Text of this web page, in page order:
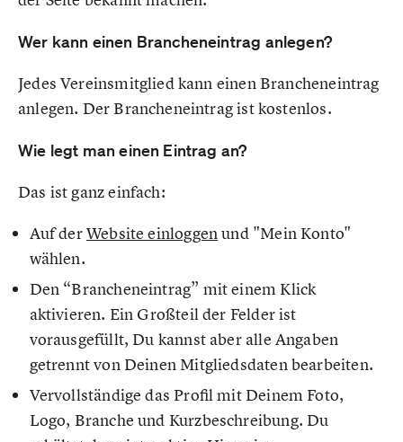
Wer kann einen Brancheneintrag anlegen?
Jedes Vereinsmitglied kann einen Brancheneintrag
anlegen. Der Brancheneintrag ist kostenlos.
Wie legt man einen Eintrag an?
Das ist ganz einfach:
Auf derWebsite einloggenund "Mein Konto"
wählen.
Den “Brancheneintrag” mit einem Klick
aktivieren. Ein Großteil der Felder ist
vorausgefüllt, Du kannst aber alle Angaben
getrennt von Deinen Mitgliedsdaten bearbeiten.
Vervollständige das Profil mit Deinem Foto,
Logo, Branche und Kurzbeschreibung. Du